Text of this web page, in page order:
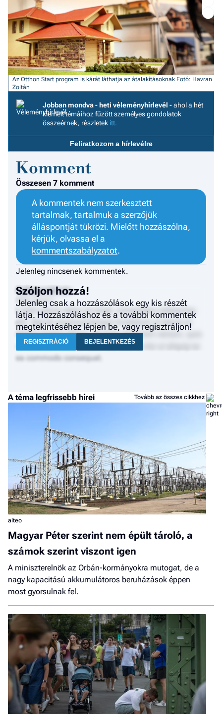
-
Az Otthon Start program is kárát láthatja az átalakításoknak Fotó: Havran
Zoltán
Jobban mondva - heti véleményhírlevél -ahol a hét
kiemelt témáihoz fűzött személyes gondolatok
összeérnek, részletek itt.
Feliratkozom a hírlevélre
Komment
Összesen 7 komment
A kommentek nem szerkesztett
tartalmak, tartalmuk a szerzőjük
álláspontját tükrözi. Mielőtt hozzászólna,
kérjük, olvassa el a
kommentszabályzatot.
Jelenleg nincsenek kommentek.
Felhasználónév
2024. január 1.
Lorem ipsum dolor sit amet, consectetur adipiscing
elit. Sed do eiusmod tempor incididunt ut labore et
dolore magna aliqua. Ut enim ad minim veniam, quis
nostrud exercitation ullamco laboris nisi ut aliquip ex
ea commodo consequat.
Szóljon hozzá!
Jelenleg csak a hozzászólások egy kis részét
látja. Hozzászóláshoz és a további kommentek
megtekintéséhez lépjen be, vagy regisztráljon!
REGISZTRÁCIÓ BEJELENTKEZÉS
A téma legfrissebb hírei Tovább az összes cikkhez
alteo
Magyar Péter szerint nem épült tároló, a
számok szerint viszont igen
A miniszterelnök az Orbán-kormányokra mutogat, de a
nagy kapacitású akkumulátoros beruházások éppen
most gyorsulnak fel.